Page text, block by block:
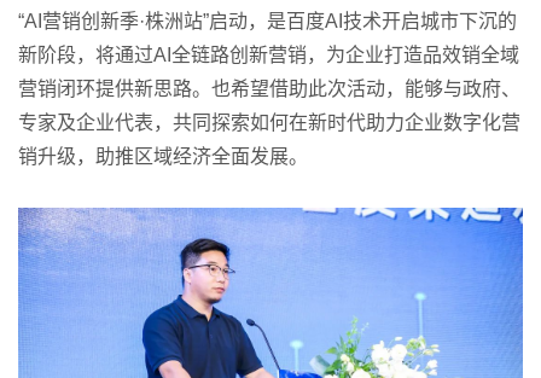
“AI营销创新季·株洲站”启动，是百度AI技术开启城市下沉的
新阶段，将通过AI全链路创新营销，为企业打造品效销全域
营销闭环提供新思路。也希望借助此次活动，能够与政府、
专家及企业代表，共同探索如何在新时代助力企业数字化营
销升级，助推区域经济全面发展。